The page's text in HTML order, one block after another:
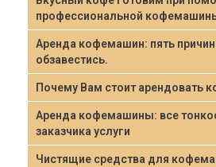
профессиональной
Аренда кофемашин: пять
обзавестись.
Почему Вам стоит арендовать
Аренда кофемашины: все
заказчика услуги
Чистящие средства для